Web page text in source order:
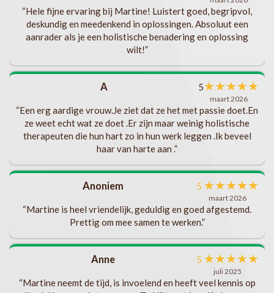
“Hele fijne ervaring bij Martine! Luistert goed, begripvol,
deskundig en meedenkend in oplossingen. Absoluut een
aanrader als je een holistische benadering en oplossing
wilt!”
A 5★★★★★
maart 2026
“Een erg aardige vrouw.Je ziet dat ze het met passie doet.En
ze weet echt wat ze doet .Er zijn maar weinig holistische
therapeuten die hun hart zo in hun werk leggen .Ik beveel
haar van harte aan .”
Anoniem 5 ★★★★★
maart 2026
“Martine is heel vriendelijk, geduldig en goed afgestemd.
Prettig om mee samen te werken.”
Anne 5 ★★★★★
juli 2025
“Martine neemt de tijd, is invoelend en heeft veel kennis op